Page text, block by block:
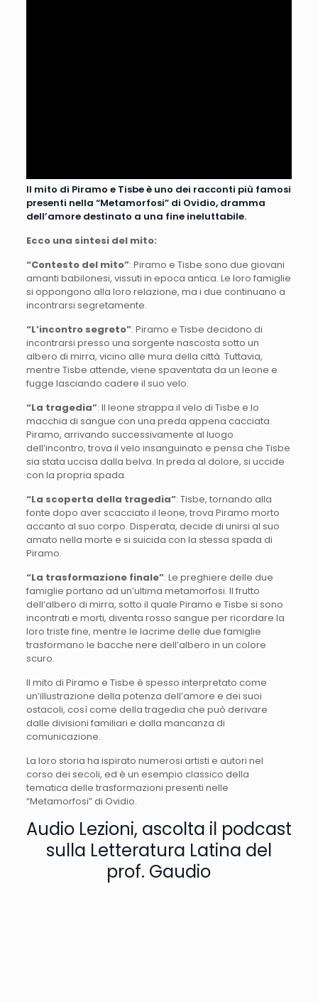
Il mito di Piramo e Tisbe è uno dei racconti più famosi
presenti nella “Metamorfosi” di Ovidio, dramma
dell’amore destinato a una fine ineluttabile.
Ecco una sintesi del mito:
“Contesto del mito”: Piramo e Tisbe sono due giovani
amanti babilonesi, vissuti in epoca antica. Le loro famiglie
si oppongono alla loro relazione, ma i due continuano a
incontrarsi segretamente.
“L’incontro segreto”: Piramo e Tisbe decidono di
incontrarsi presso una sorgente nascosta sotto un
albero di mirra, vicino alle mura della città. Tuttavia,
mentre Tisbe attende, viene spaventata da un leone e
fugge lasciando cadere il suo velo.
“La tragedia”: Il leone strappa il velo di Tisbe e lo
macchia di sangue con una preda appena cacciata.
Piramo, arrivando successivamente al luogo
dell’incontro, trova il velo insanguinato e pensa che Tisbe
sia stata uccisa dalla belva. In preda al dolore, si uccide
con la propria spada.
“La scoperta della tragedia”: Tisbe, tornando alla
fonte dopo aver scacciato il leone, trova Piramo morto
accanto al suo corpo. Disperata, decide di unirsi al suo
amato nella morte e si suicida con la stessa spada di
Piramo.
“La trasformazione finale”: Le preghiere delle due
famiglie portano ad un’ultima metamorfosi. Il frutto
dell’albero di mirra, sotto il quale Piramo e Tisbe si sono
incontrati e morti, diventa rosso sangue per ricordare la
loro triste fine, mentre le lacrime delle due famiglie
trasformano le bacche nere dell’albero in un colore
scuro.
Il mito di Piramo e Tisbe è spesso interpretato come
un’illustrazione della potenza dell’amore e dei suoi
ostacoli, così come della tragedia che può derivare
dalle divisioni familiari e dalla mancanza di
comunicazione.
La loro storia ha ispirato numerosi artisti e autori nel
corso dei secoli, ed è un esempio classico della
tematica delle trasformazioni presenti nelle
“Metamorfosi” di Ovidio.
Audio Lezioni, ascolta il podcast
sulla Letteratura Latina del
prof. Gaudio